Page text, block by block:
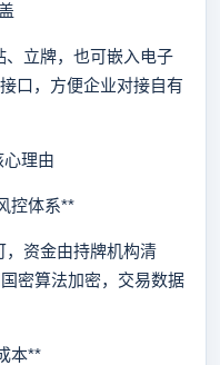
立牌，也可嵌入电子
口，方便企业对接自有
理由
控体系**
资金由持牌机构清
密算法加密，交易数据
本**